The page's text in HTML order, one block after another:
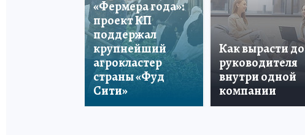
«Фермера года»:
проект КП
поддержал
крупнейший
агрокластер
страны «Фуд
Сити»
Как вырасти до
руководителя
внутри одной
компании